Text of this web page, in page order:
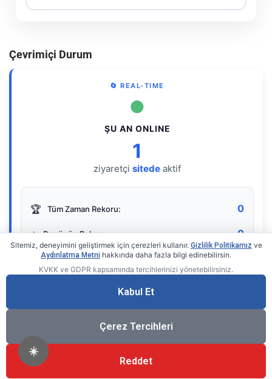
☀️
Çevrimiçi Durum
🔄 REAL-TIME
●
ŞU AN ONLINE
1
ziyaretçi sitede aktif
🏆 Tüm Zaman Rekoru: 0
⭐ Bugünün Rekoru: 0
Gerçek zamanlı sayaç
Sitemiz, deneyimini geliştirmek için çerezleri kullanır. Gizlilik Politikamız ve
Aydınlatma Metni hakkında daha fazla bilgi edinebilirsin.
KVKK ve GDPR kapsamında tercihlerinizi yönetebilirsiniz.
Kabul Et
Çerez Tercihleri
Reddet